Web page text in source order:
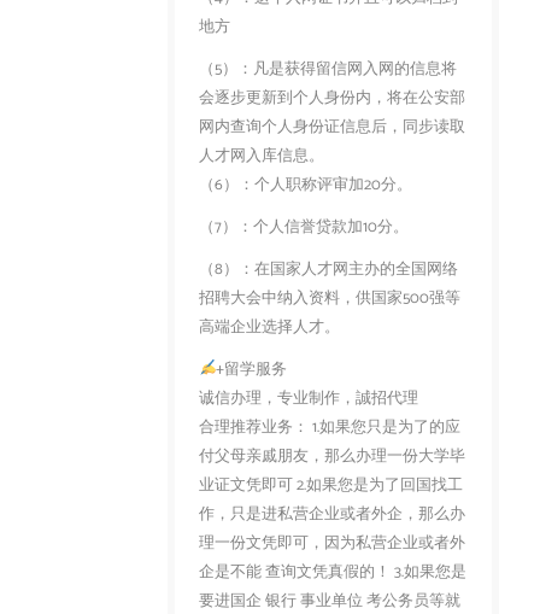
地方
（5）：凡是获得留信网入网的信息将
会逐步更新到个人身份内，将在公安部
网内查询个人身份证信息后，同步读取
人才网入库信息。
（6）：个人职称评审加20分。
（7）：个人信誉贷款加10分。
（8）：在国家人才网主办的全国网络
招聘大会中纳入资料，供国家500强等
高端企业选择人才。
+留学服务
诚信办理，专业制作，誠招代理
合理推荐业务： 1.如果您只是为了的应
付父母亲戚朋友，那么办理一份大学毕
业证文凭即可 2.如果您是为了回国找工
作，只是进私营企业或者外企，那么办
理一份文凭即可，因为私营企业或者外
企是不能 查询文凭真假的！ 3.如果您是
要进国企 银行 事业单位 考公务员等就